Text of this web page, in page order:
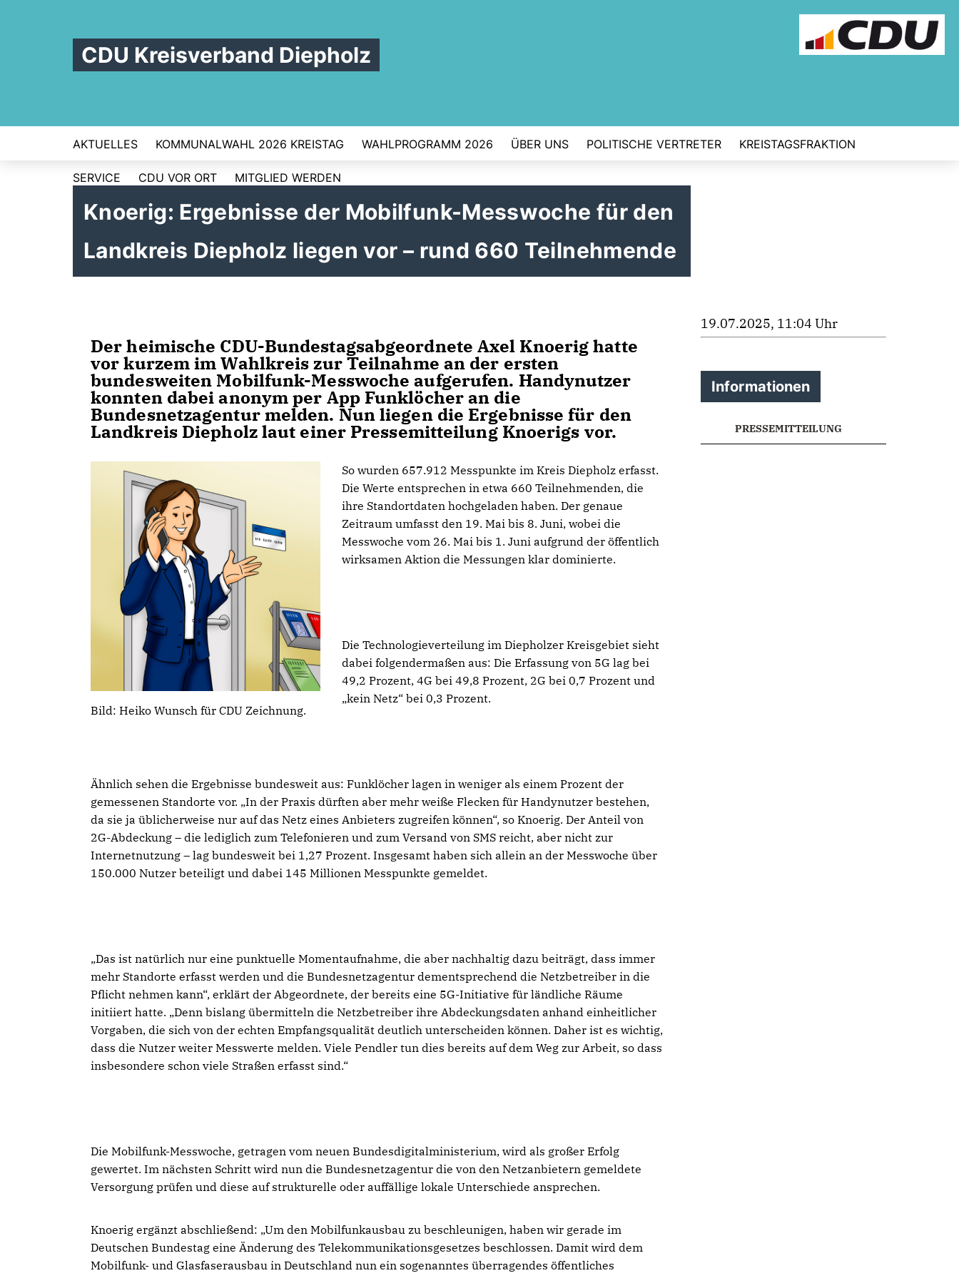
CDU Kreisverband Diepholz
AKTUELLES KOMMUNALWAHL 2026 KREISTAG WAHLPROGRAMM 2026 ÜBER UNS POLITISCHE VERTRETER KREISTAGSFRAKTION
SERVICE CDU VOR ORT MITGLIED WERDEN
Knoerig: Ergebnisse der Mobilfunk-Messwoche für den
Landkreis Diepholz liegen vor – rund 660 Teilnehmende
Der heimische CDU-Bundestagsabgeordnete Axel Knoerig hatte
vor kurzem im Wahlkreis zur Teilnahme an der ersten
bundesweiten Mobilfunk-Messwoche aufgerufen. Handynutzer
konnten dabei anonym per App Funklöcher an die
Bundesnetzagentur melden. Nun liegen die Ergebnisse für den
Landkreis Diepholz laut einer Pressemitteilung Knoerigs vor.
Bild: Heiko Wunsch für CDU Zeichnung.
So wurden 657.912 Messpunkte im Kreis Diepholz erfasst.
Die Werte entsprechen in etwa 660 Teilnehmenden, die
ihre Standortdaten hochgeladen haben. Der genaue
Zeitraum umfasst den 19. Mai bis 8. Juni, wobei die
Messwoche vom 26. Mai bis 1. Juni aufgrund der öffentlich
wirksamen Aktion die Messungen klar dominierte.
Die Technologieverteilung im Diepholzer Kreisgebiet sieht
dabei folgendermaßen aus: Die Erfassung von 5G lag bei
49,2 Prozent, 4G bei 49,8 Prozent, 2G bei 0,7 Prozent und
kein Netz“ bei 0,3 Prozent.
Ähnlich sehen die Ergebnisse bundesweit aus: Funklöcher lagen in weniger als einem Prozent der
gemessenen Standorte vor. „In der Praxis dürften aber mehr weiße Flecken für Handynutzer bestehen,
da sie ja üblicherweise nur auf das Netz eines Anbieters zugreifen können“, so Knoerig. Der Anteil von
2G-Abdeckung – die lediglich zum Telefonieren und zum Versand von SMS reicht, aber nicht zur
Internetnutzung – lag bundesweit bei 1,27 Prozent. Insgesamt haben sich allein an der Messwoche über
150.000 Nutzer beteiligt und dabei 145 Millionen Messpunkte gemeldet.
Das ist natürlich nur eine punktuelle Momentaufnahme, die aber nachhaltig dazu beiträgt, dass immer
mehr Standorte erfasst werden und die Bundesnetzagentur dementsprechend die Netzbetreiber in die
Pflicht nehmen kann“, erklärt der Abgeordnete, der bereits eine 5G-Initiative für ländliche Räume
initiiert hatte. „Denn bislang übermitteln die Netzbetreiber ihre Abdeckungsdaten anhand einheitlicher
Vorgaben, die sich von der echten Empfangsqualität deutlich unterscheiden können. Daher ist es wichtig,
dass die Nutzer weiter Messwerte melden. Viele Pendler tun dies bereits auf dem Weg zur Arbeit, so dass
insbesondere schon viele Straßen erfasst sind.“
Die Mobilfunk-Messwoche, getragen vom neuen Bundesdigitalministerium, wird als großer Erfolg
gewertet. Im nächsten Schritt wird nun die Bundesnetzagentur die von den Netzanbietern gemeldete
Versorgung prüfen und diese auf strukturelle oder auffällige lokale Unterschiede ansprechen.
Knoerig ergänzt abschließend: „Um den Mobilfunkausbau zu beschleunigen, haben wir gerade im
Deutschen Bundestag eine Änderung des Telekommunikationsgesetzes beschlossen. Damit wird dem
Mobilfunk- und Glasfaserausbau in Deutschland nun ein sogenanntes überragendes öffentliches
19.07.2025, 11:04 Uhr
Informationen
PRESSEMITTEILUNG